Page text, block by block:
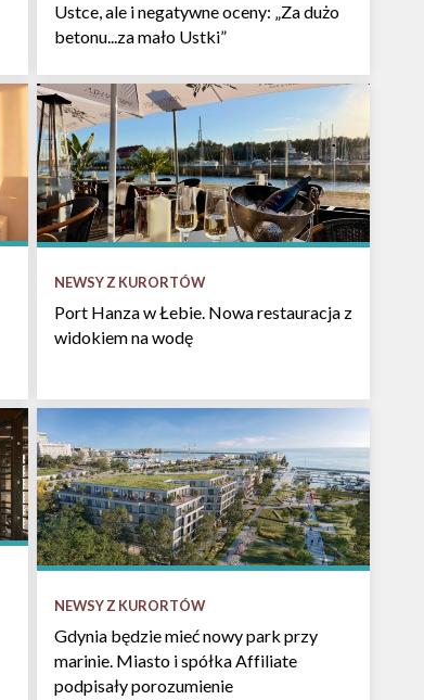
Ustce, ale i negatywne oceny: „Za dużo
betonu...za mało Ustki”
NEWSY Z KURORTÓW
Port Hanza w Łebie. Nowa restauracja z
widokiem na wodę
NEWSY Z KURORTÓW
Gdynia będzie mieć nowy park przy
marinie. Miasto i spółka Affiliate
podpisały porozumienie